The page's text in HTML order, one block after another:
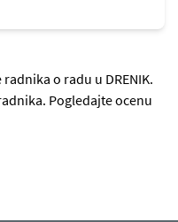
o radu u DRENIK.
Pogledajte ocenu